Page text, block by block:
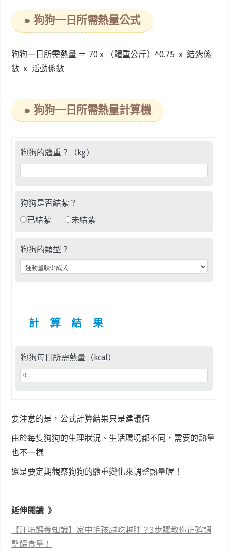
● 狗狗一日所需熱量公式
狗狗一日所需熱量 ＝ 70 x （體重公斤）^0.75 x 結紮係
數 x 活動係數
● 狗狗一日所需熱量計算機
狗狗的體重？（kg）
狗狗是否結紮？
已結紮
未結紮
狗狗的類型？
計 算 結 果
狗狗每日所需熱量（kcal）
要注意的是，公式計算結果只是建議值
由於每隻狗狗的生理狀況、生活環境都不同，需要的熱量
也不一樣
還是要定期觀察狗狗的體重變化來調整熱量喔！
延伸閱讀 》
【汪喵餵養知識】家中毛孩越吃越胖？3步驟教你正確調
整餵食量！